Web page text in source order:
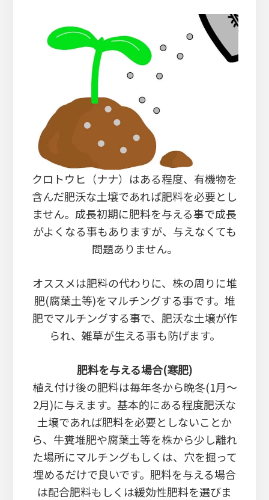
クロトウヒ（ナナ）はある程度、有機物を
含んだ肥沃な土壌であれば肥料を必要とし
ません。成長初期に肥料を与える事で成長
がよくなる事もありますが、与えなくても
問題ありません。
オススメは肥料の代わりに、株の周りに堆
肥(腐葉土等)をマルチングする事です。堆
肥でマルチングする事で、肥沃な土壌が作
られ、雑草が生える事も防げます。
肥料を与える場合(寒肥)
植え付け後の肥料は毎年冬から晩冬(1月～
2月)に与えます。基本的にある程度肥沃な
土壌であれば肥料を必要としないことか
ら、牛糞堆肥や腐葉土等を株から少し離れ
た場所にマルチングもしくは、穴を掘って
埋めるだけで良いです。肥料を与える場合
は配合肥料もしくは緩効性肥料を選びま